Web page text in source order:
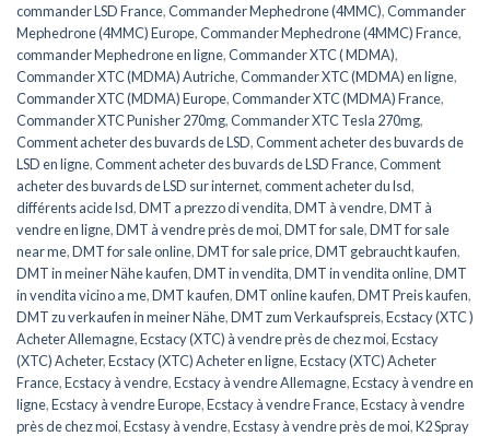
commander LSD France,Commander Mephedrone (4MMC),Commander
Mephedrone (4MMC) Europe,Commander Mephedrone (4MMC) France,
commander Mephedrone en ligne,Commander XTC ( MDMA),
Commander XTC (MDMA) Autriche,Commander XTC (MDMA) en ligne,
Commander XTC (MDMA) Europe,Commander XTC (MDMA) France,
Commander XTC Punisher 270mg,Commander XTC Tesla 270mg,
Comment acheter des buvards de LSD,Comment acheter des buvards de
LSD en ligne,Comment acheter des buvards de LSD France,Comment
acheter des buvards de LSD sur internet,comment acheter du lsd,
différents acide lsd,DMT a prezzo di vendita,DMT à vendre,DMT à
vendre en ligne,DMT à vendre près de moi,DMT for sale,DMT for sale
near me,DMT for sale online,DMT for sale price,DMT gebraucht kaufen,
DMT in meiner Nähe kaufen,DMT in vendita,DMT in vendita online,DMT
in vendita vicino a me,DMT kaufen,DMT online kaufen,DMT Preis kaufen,
DMT zu verkaufen in meiner Nähe,DMT zum Verkaufspreis,Ecstacy (XTC )
Acheter Allemagne,Ecstacy (XTC) à vendre près de chez moi,Ecstacy
(XTC) Acheter,Ecstacy (XTC) Acheter en ligne,Ecstacy (XTC) Acheter
France,Ecstacy à vendre,Ecstacy à vendre Allemagne,Ecstacy à vendre en
ligne,Ecstacy à vendre Europe,Ecstacy à vendre France,Ecstacy à vendre
près de chez moi,Ecstasy à vendre,Ecstasy à vendre près de moi,K2 Spray